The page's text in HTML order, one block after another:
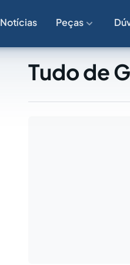
Notícias Peças
Tudo de